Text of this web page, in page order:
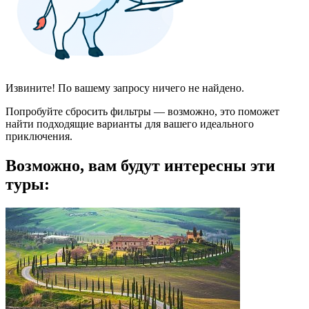
Извините! По вашему запросу ничего не найдено.
Попробуйте сбросить фильтры — возможно, это поможет
найти подходящие варианты для вашего идеального
приключения.
Возможно, вам будут интересны эти
туры: